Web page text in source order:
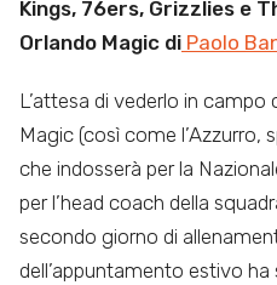
Kings, 76ers, Grizzlies e
Orlando Magic di Paolo
L’attesa di vederlo in campo
Magic (così come l’Azzurro,
che indosserà per la
per l’head coach della
secondo giorno di
dell’appuntamento estivo